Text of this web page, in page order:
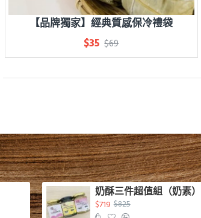
【品牌獨家】經典質感保冷禮袋
$35 $69
奶酥三件超值組（奶素）
$719 $825